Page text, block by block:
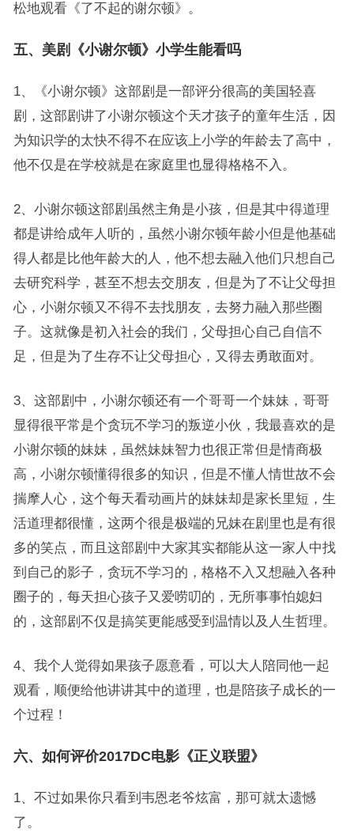
松地观看《了不起的谢尔顿》。
五、美剧《小谢尔顿》小学生能看吗
1、《小谢尔顿》这部剧是一部评分很高的美国轻喜
剧，这部剧讲了小谢尔顿这个天才孩子的童年生活，因
为知识学的太快不得不在应该上小学的年龄去了高中，
他不仅是在学校就是在家庭里也显得格格不入。
2、小谢尔顿这部剧虽然主角是小孩，但是其中得道理
都是讲给成年人听的，虽然小谢尔顿年龄小但是他基础
得人都是比他年龄大的人，他不想去融入他们只想自己
去研究科学，甚至不想去交朋友，但是为了不让父母担
心，小谢尔顿又不得不去找朋友，去努力融入那些圈
子。这就像是初入社会的我们，父母担心自己自信不
足，但是为了生存不让父母担心，又得去勇敢面对。
3、这部剧中，小谢尔顿还有一个哥哥一个妹妹，哥哥
显得很平常是个贪玩不学习的叛逆小伙，我最喜欢的是
小谢尔顿的妹妹，虽然妹妹智力也很正常但是情商极
高，小谢尔顿懂得很多的知识，但是不懂人情世故不会
揣摩人心，这个每天看动画片的妹妹却是家长里短，生
活道理都很懂，这两个很是极端的兄妹在剧里也是有很
多的笑点，而且这部剧中大家其实都能从这一家人中找
到自己的影子，贪玩不学习的，格格不入又想融入各种
圈子的，每天担心孩子又爱唠叨的，无所事事怕媳妇
的，这部剧不仅是搞笑更能感受到温情以及人生哲理。
4、我个人觉得如果孩子愿意看，可以大人陪同他一起
观看，顺便给他讲讲其中的道理，也是陪孩子成长的一
个过程！
六、如何评价2017DC电影《正义联盟》
1、不过如果你只看到韦恩老爷炫富，那可就太遗憾
了。